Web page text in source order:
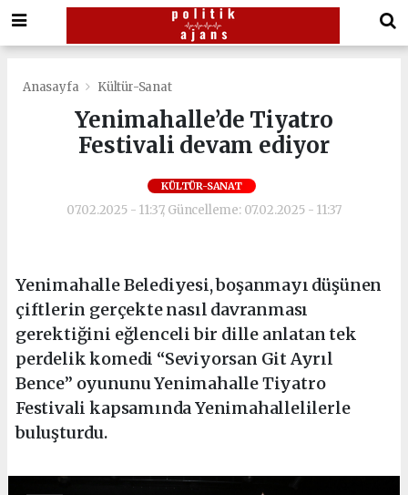
Anasayfa Kültür-Sanat
Yenimahalle’de Tiyatro
Festivali devam ediyor
KÜLTÜR-SANAT
07.02.2025 - 11:37, Güncelleme: 07.02.2025 - 11:37
Yenimahalle Belediyesi, boşanmayı düşünen
çiftlerin gerçekte nasıl davranması
gerektiğini eğlenceli bir dille anlatan tek
perdelik komedi “Seviyorsan Git Ayrıl
Bence” oyununu Yenimahalle Tiyatro
Festivali kapsamında Yenimahallelilerle
buluşturdu.